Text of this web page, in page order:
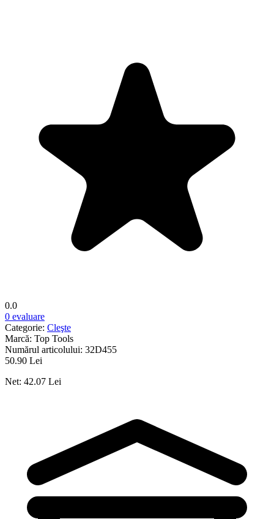
0.0
0 evaluare
Categorie: Cleşte
Marcă: Top Tools
Numărul articolului: 32D455
50.90 Lei
Net: 42.07 Lei